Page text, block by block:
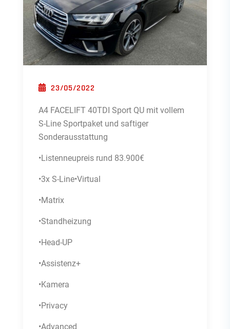
POSTED ON
23/05/2022
A4 FACELIFT 40TDI Sport QU mit vollem
S-Line Sportpaket und saftiger
Sonderausstattung
•Listenneupreis rund 83.900€
•3x S-Line•Virtual
•Matrix
•Standheizung
•Head-UP
•Assistenz+
•Kamera
•Privacy
•Advanced